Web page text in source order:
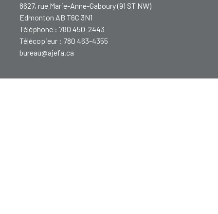
8627, rue Marie-Anne-Gaboury (91 ST NW)
Edmonton AB T6C 3N1
Téléphone : 780 450-2443
Télécopieur : 780 463-4355
bureau@ajefa.ca